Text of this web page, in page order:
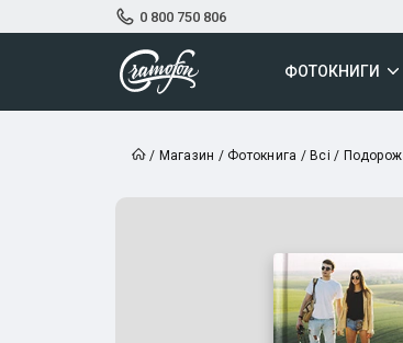
0 800 750 806
ФОТОКНИГИ
/ Магазин / Фотокнига / Всі / Подорож